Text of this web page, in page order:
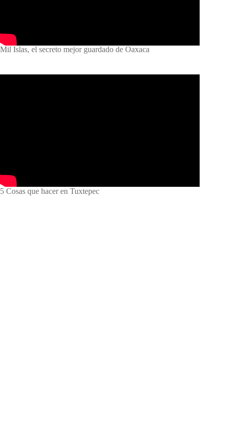
Mil Islas, el secreto mejor guardado de Oaxaca
5 Cosas que hacer en Tuxtepec